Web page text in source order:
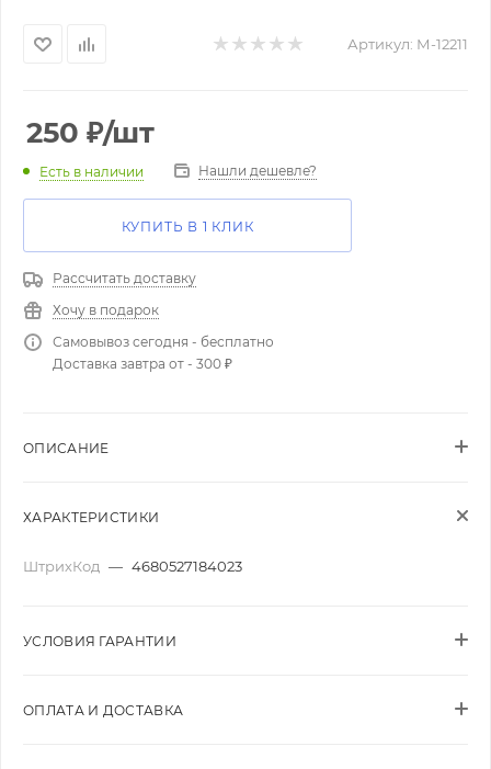
Артикул: М-12211
250 ₽/шт
Есть в наличии Нашли дешевле?
КУПИТЬ В 1 КЛИК
Рассчитать доставку
Хочу в подарок
Самовывоз сегодня - бесплатно
Доставка завтра от - 300 ₽
ОПИСАНИЕ
ХАРАКТЕРИСТИКИ
ШтрихКод — 4680527184023
УСЛОВИЯ ГАРАНТИИ
ОПЛАТА И ДОСТАВКА